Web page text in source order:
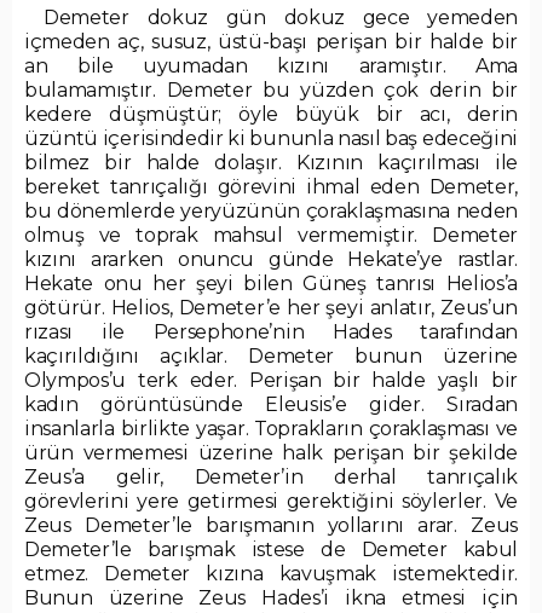
Demeter dokuz gün dokuz gece yemeden
içmeden aç, susuz, üstü-başı perişan bir halde bir
an bile uyumadan kızını aramıştır. Ama
bulamamıştır. Demeter bu yüzden çok derin bir
kedere düşmüştür; öyle büyük bir acı, derin
üzüntü içerisindedir ki bununla nasıl baş edeceğini
bilmez bir halde dolaşır. Kızının kaçırılması ile
bereket tanrıçalığı görevini ihmal eden Demeter,
bu dönemlerde yeryüzünün çoraklaşmasına neden
olmuş ve toprak mahsul vermemiştir. Demeter
kızını ararken onuncu günde Hekate’ye rastlar.
Hekate onu her şeyi bilen Güneş tanrısı Helios’a
götürür. Helios, Demeter’e her şeyi anlatır, Zeus’un
rızası ile Persephone’nin Hades tarafından
kaçırıldığını açıklar. Demeter bunun üzerine
Olympos’u terk eder. Perişan bir halde yaşlı bir
kadın görüntüsünde Eleusis’e gider. Sıradan
insanlarla birlikte yaşar. Toprakların çoraklaşması ve
ürün vermemesi üzerine halk perişan bir şekilde
Zeus’a gelir, Demeter’in derhal tanrıçalık
görevlerini yere getirmesi gerektiğini söylerler. Ve
Zeus Demeter’le barışmanın yollarını arar. Zeus
Demeter’le barışmak istese de Demeter kabul
etmez. Demeter kızına kavuşmak istemektedir.
Bunun üzerine Zeus Hades’i ikna etmesi için